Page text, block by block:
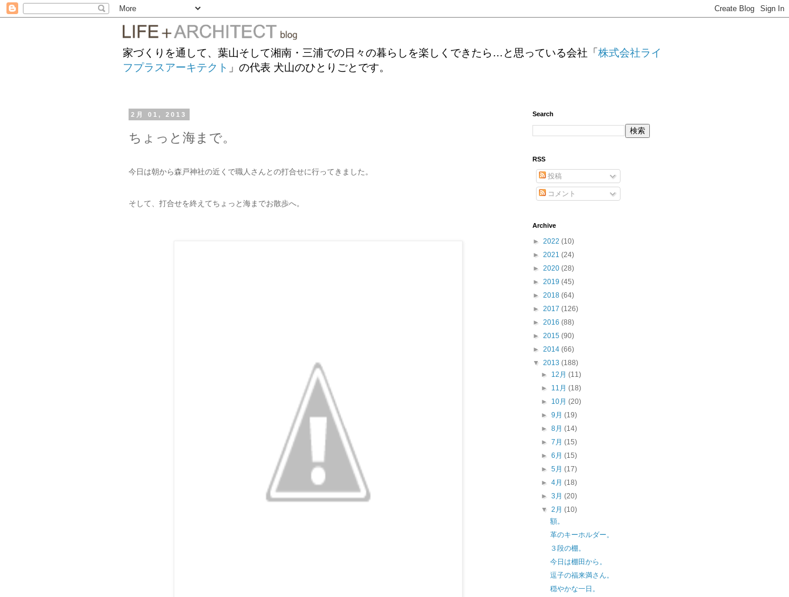
家づくりを通して、葉山そして湘南・三浦での日々の暮らしを楽しくできたら…と思っている会社「 株式会社ライ
フプラスアーキテクト 」の代表 犬山のひとりごとです。
2月 01, 2013
ちょっと海まで。
今日は朝から森戸神社の近くで職人さんとの打合せに行ってきました。
そして、打合せを終えてちょっと海までお散歩へ。
Search
RSS
投稿
コメント
Archive
► 2022 (10)
► 2021 (24)
► 2020 (28)
► 2019 (45)
► 2018 (64)
► 2017 (126)
► 2016 (88)
► 2015 (90)
► 2014 (66)
▼ 2013 (188)
► 12月(11)
► 11月(18)
► 10月(20)
►9月(19)
►8月(14)
►7月(15)
►6月(15)
►5月(17)
►4月(18)
►3月(20)
▼2月(10)
額。
革のキーホルダー。
３段の棚。
今日は棚田から。
逗子の福来満さん。
穏やかな一日。